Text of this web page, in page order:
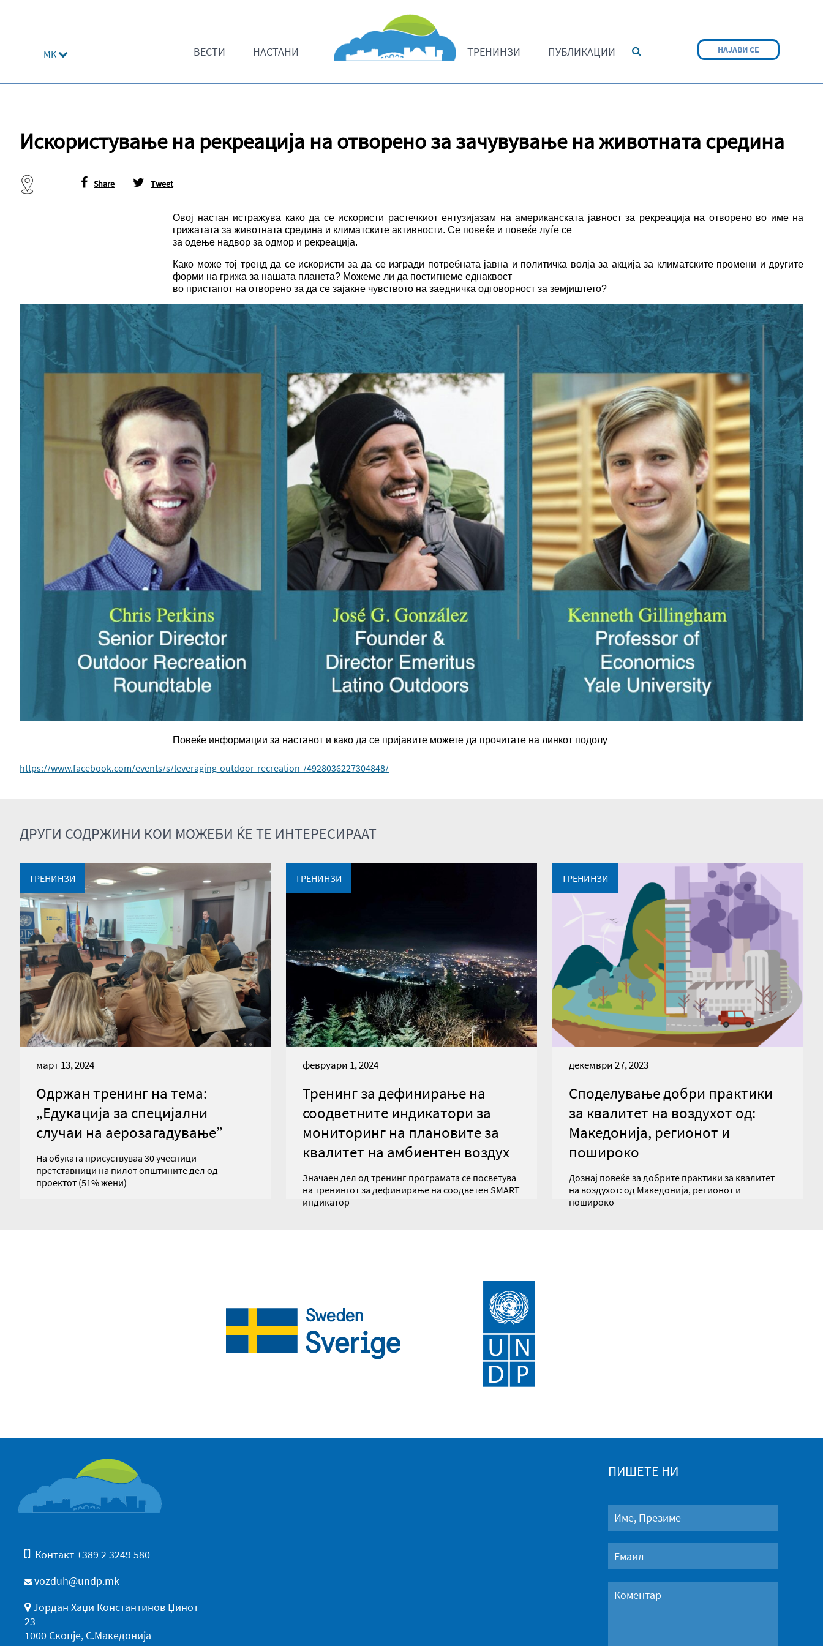
MK ВЕСТИ НАСТАНИ ТРЕНИНЗИ ПУБЛИКАЦИИ НАЈАВИ СЕ
Искористување на рекреација на отворено за зачувување на животната средина
Share Tweet
Овој настан истражува како да се искористи растечкиот ентузијазам на американската јавност за рекреација на отворено во име на
грижатата за животната средина и климатските активности. Се повеќе и повеќе луѓе се
за одење надвор за одмор и рекреација.
Како може тој тренд да се искористи за да се изгради потребната јавна и политичка волја за акција за климатските промени и другите
форми на грижа за нашата планета? Можеме ли да постигнеме еднаквост
во пристапот на отворено за да се зајакне чувството на заедничка одговорност за земјиштето?
Повеќе информации за настанот и како да се пријавите можете да прочитате на линкот подолу
https://www.facebook.com/events/s/leveraging-outdoor-recreation-/4928036227304848/
ДРУГИ СОДРЖИНИ КОИ МОЖЕБИ ЌЕ ТЕ ИНТЕРЕСИРААТ
ТРЕНИНЗИ
март 13, 2024
Одржан тренинг на тема:
„Едукација за специјални
случаи на аерозагадување”
На обуката присуствуваа 30 учесници
претставници на пилот општините дел од
проектот (51% жени)
ТРЕНИНЗИ
февруари 1, 2024
Тренинг за дефинирање на
соодветните индикатори за
мониторинг на плановите за
квалитет на амбиентен воздух
Значаен дел од тренинг програмата се посветува
на тренингот за дефинирање на соодветен SMART
индикатор
ТРЕНИНЗИ
декември 27, 2023
Споделување добри практики
за квалитет на воздухот од:
Македонија, регионот и
пошироко
Дознај повеќе за добрите практики за квалитет
на воздухот: од Македонија, регионот и
пошироко
Контакт +389 2 3249 580
vozduh@undp.mk
Јордан Хаџи Константинов Џинот
23
1000 Скопје, С.Македонија
ПИШЕТЕ НИ